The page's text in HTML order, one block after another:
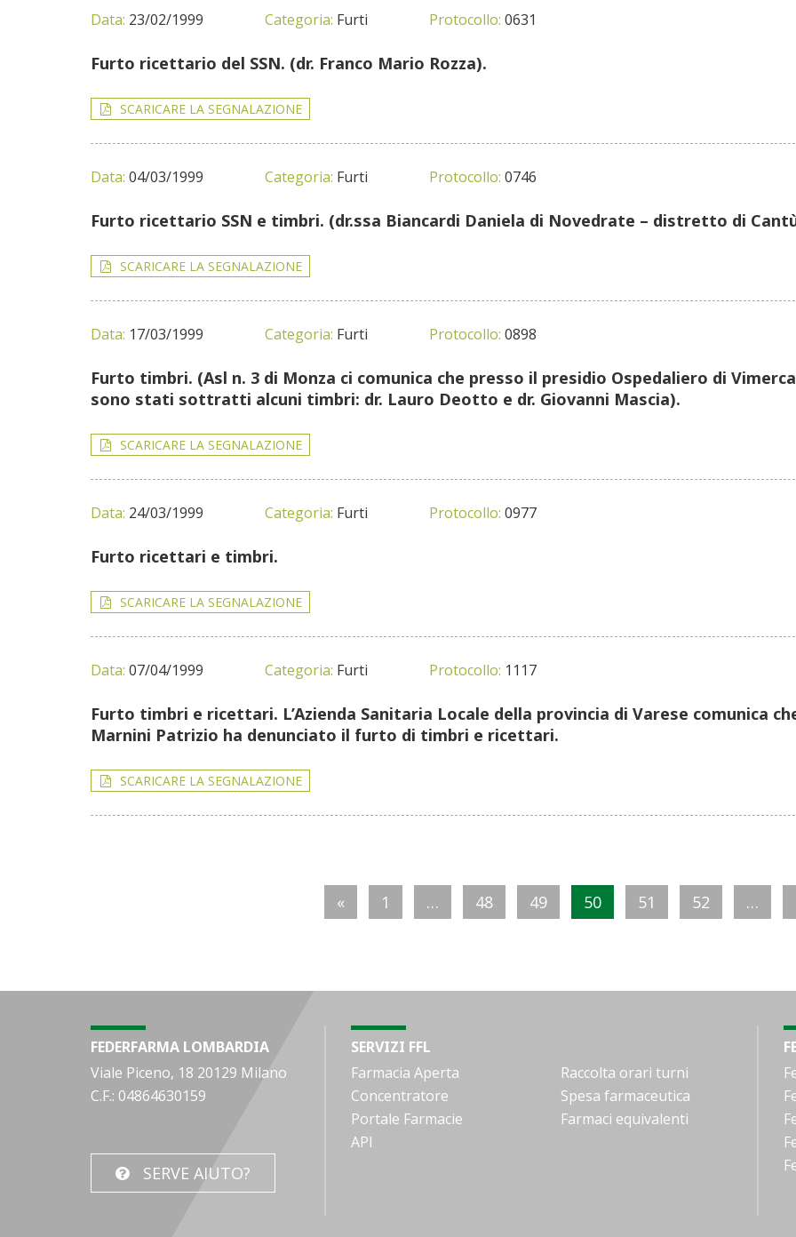
Data: 23/02/1999 Categoria: Furti Protocollo: 0631
Furto ricettario del SSN. (dr. Franco Mario Rozza).
SCARICARE LA SEGNALAZIONE
Data: 04/03/1999 Categoria: Furti Protocollo: 0746
Furto ricettario SSN e timbri. (dr.ssa Biancardi Daniela di Novedrate – distretto di
SCARICARE LA SEGNALAZIONE
Data: 17/03/1999 Categoria: Furti Protocollo: 0898
Furto timbri. (Asl n. 3 di Monza ci comunica che presso il presidio Ospedaliero di
sono stati sottratti alcuni timbri: dr. Lauro Deotto e dr. Giovanni Mascia).
SCARICARE LA SEGNALAZIONE
Data: 24/03/1999 Categoria: Furti Protocollo: 0977
Furto ricettari e timbri.
SCARICARE LA SEGNALAZIONE
Data: 07/04/1999 Categoria: Furti Protocollo: 1117
Furto timbri e ricettari. L’Azienda Sanitaria Locale della provincia di Varese comunica
Marnini Patrizio ha denunciato il furto di timbri e ricettari.
SCARICARE LA SEGNALAZIONE
« 1 … 48 49 50 51 52 …
FEDERFARMA LOMBARDIA
Viale Piceno, 18 20129 Milano
C.F.: 04864630159
SERVE AIUTO?
SERVIZI FFL
Farmacia Aperta
Concentratore
Portale Farmacie
API
Raccolta orari turni
Spesa farmaceutica
Farmaci equivalenti